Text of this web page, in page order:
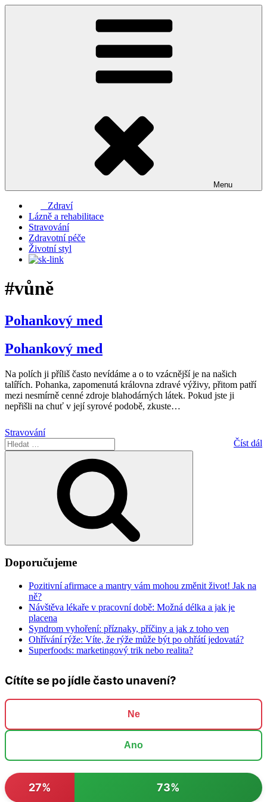
Přejít
Menu
Zdraví
Lázně a rehabilitace
Stravování
Zdravotní péče
Životní styl
#vůně
Pohankový med
Pohankový med
Na polích ji příliš často nevídáme a o to vzácnější je na našich
talířích. Pohanka, zapomenutá královna zdravé výživy, přitom patří
mezi nesmírně cenné zdroje blahodárných látek. Pokud jste ji
nepřišli na chuť v její syrové podobě, zkuste…
Stravování
Číst dál
Hledat:
Doporučujeme
Pozitivní afirmace a mantry vám mohou změnit život! Jak na
ně?
Návštěva lékaře v pracovní době: Možná délka a jak je
placena
Syndrom vyhoření: příznaky, příčiny a jak z toho ven
Ohřívání rýže: Víte, že rýže může být po ohřátí jedovatá?
Superfoods: marketingový trik nebo realita?
Cítíte se po jídle často unavení?
Ne
Ano
27% 73%